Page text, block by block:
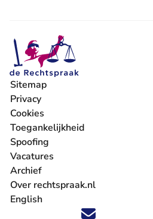
Volg ons op X (Twitter) - U
Volg ons op Facebook - U
Volg ons op Instagram -
Volg ons op Youtube -
Volg ons op
'Blijf op de
Sitemap
Privacy
Cookies
Toegankelijkheid
Spoofing
Vacatures
- U verlaat Rechtspraak.nl
Archief
Over rechtspraak.nl
English